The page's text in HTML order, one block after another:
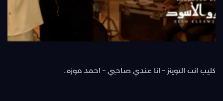
كليب انت التوينز – انا عندي صاحبي – احمد موزه..